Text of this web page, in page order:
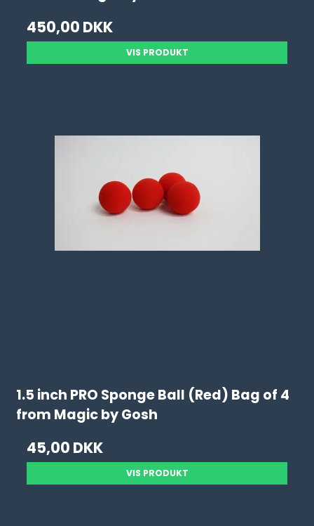
450,00 DKK
VIS PRODUKT
1.5 inch PRO Sponge Ball (Red) Bag of 4
from Magic by Gosh
45,00 DKK
VIS PRODUKT